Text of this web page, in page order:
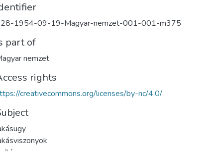
1954-09-19-Magyar-nemzet-001-001-m375
part of
nemzet
rights
creativecommons.org/licenses/by-nc/4.0/